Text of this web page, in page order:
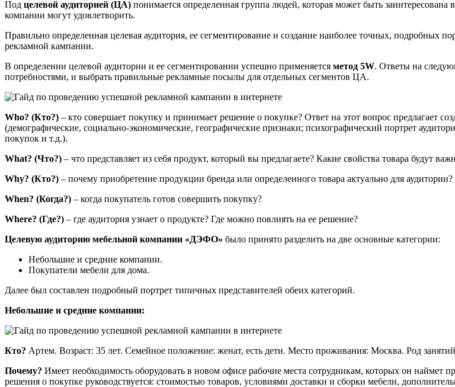
Под целевой аудиторией (ЦА) понимается определенная группа людей, которая может быть
компании могут удовлетворить.
Правильно определенная целевая аудитория, ее сегментирование и создание наиболее точных, подробных
рекламной кампании.
В определении целевой аудитории и ее сегментировании успешно применяется метод 5W. Ответы на
потребностями, и выбрать правильные рекламные посылы для отдельных сегментов ЦА.
Who? (Кто?) – кто совершает покупку и принимает решение о покупке? Ответ на этот вопрос предлагает
(демографические, социально-экономические, географические признаки; психографический портрет
покупок и т.д.).
What? (Что?) – что представляет из себя продукт, который вы предлагаете? Какие свойства товара будут
Why? (Кто?) – почему приобретение продукции бренда или определенного товара актуально для
When? (Когда?) – когда покупатель готов совершить покупку?
Where? (Где?) – где аудитория узнает о продукте? Где можно повлиять на ее решение?
Целевую аудиторию мебельной компании «ДЭФО» было принято разделить на две основные категории:
Небольшие и средние компании.
Покупатели мебели для дома.
Далее был составлен подробный портрет типичных представителей обеих категорий.
Небольшие и средние компании:
Кто? Артем. Возраст: 35 лет. Семейное положение: женат, есть дети. Место проживания: Москва. Род
Почему? Имеет необходимость оборудовать в новом офисе рабочие места сотрудникам, которых он
решения о покупке руководствуется: стоимостью товаров, условиями доставки и сборки мебели,